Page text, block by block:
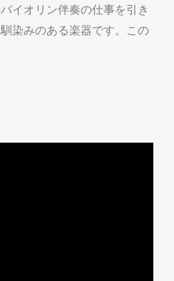
イオリン伴奏の仕事を引き
染みのある楽器です。この